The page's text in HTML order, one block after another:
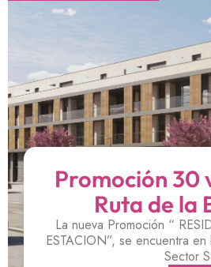
Promoción 30
Ruta de la
La nueva Promoción “
ESTACION”, se encuentra
Sector